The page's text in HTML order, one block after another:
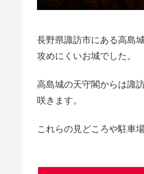
長野県諏訪市にある高島
攻めにくいお城でした。
高島城の天守閣からは諏
咲きます。
これらの見どころや駐車